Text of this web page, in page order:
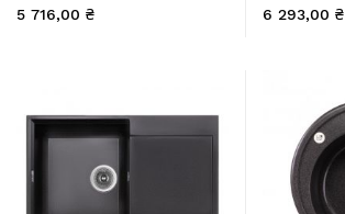
5 716,00 ₴
6 293,00 ₴